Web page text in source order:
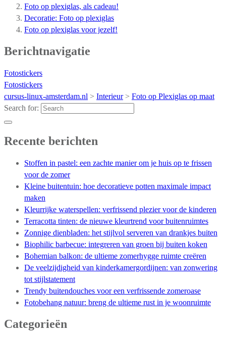
Foto op plexiglas, als cadeau!
Decoratie: Foto op plexiglas
Foto op plexiglas voor jezelf!
Berichtnavigatie
Fotostickers
Fotostickers
cursus-linux-amsterdam.nl > Interieur> Foto op Plexiglas op maat
Search for:
Recente berichten
Stoffen in pastel: een zachte manier om je huis op te frissen
voor de zomer
Kleine buitentuin: hoe decoratieve potten maximale impact
maken
Kleurrijke waterspellen: verfrissend plezier voor de kinderen
Terracotta tinten: de nieuwe kleurtrend voor buitenruimtes
Zonnige dienbladen: het stijlvol serveren van drankjes buiten
Biophilic barbecue: integreren van groen bij buiten koken
Bohemian balkon: de ultieme zomerhygge ruimte creëren
De veelzijdigheid van kinderkamergordijnen: van zonwering
tot stijlstatement
Trendy buitendouches voor een verfrissende zomeroase
Fotobehang natuur: breng de ultieme rust in je woonruimte
Categorieën